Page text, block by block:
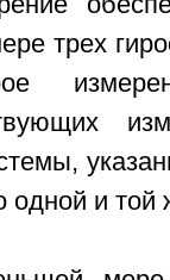
трех
и той